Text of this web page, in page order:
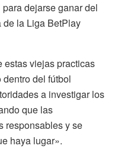
dejarse ganar del
de la Liga BetPlay
estas viejas practicas
del fútbol
a investigar los
que las
responsables y se
haya lugar».